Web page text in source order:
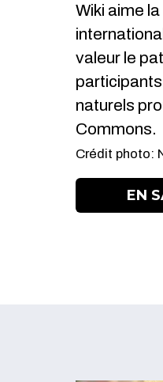
Wiki aime
valeur le
naturels
Commons.
Crédit photo:
EN